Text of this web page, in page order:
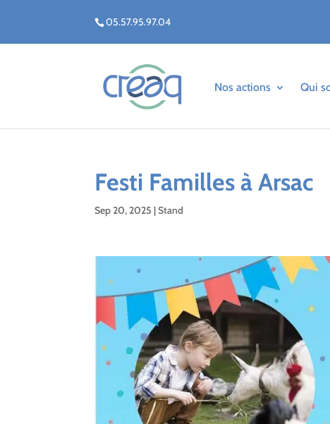
05.57.95.97.04
Nos actions Qui
Festi Familles à Arsac
Sep 20, 2025 |Stand